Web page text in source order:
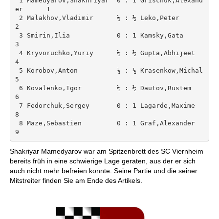
er      1
2
3
4
5
6
8
Shakriyar Mamedyarov war am Spitzenbrett des SC Viernheim
bereits früh in eine schwierige Lage geraten, aus der er sich
auch nicht mehr befreien konnte. Seine Partie und die seiner
Mitstreiter finden Sie am Ende des Artikels.